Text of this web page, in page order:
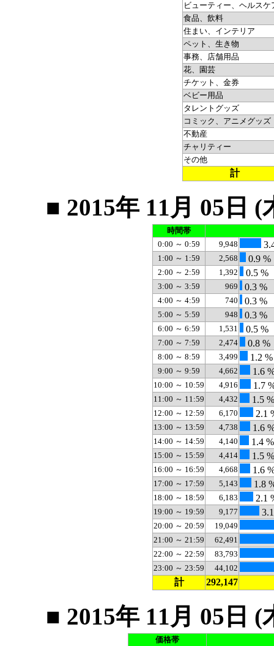
ビューティー、ヘルスケ
食品、飲料
住まい、インテリア
ペット、生き物
事務、店舗用品
花、園芸
チケット、金券
ベビー用品
タレントグッズ
コミック、アニメグッズ
不動産
チャリティー
その他
計
■ 2015年 11月 05日
時間帯
0:00 ～ 0:59
9,948
1:00 ～ 1:59 2,568 0.9 %
2:00 ～ 2:59 1,392 0.5 %
3:00 ～ 3:59 969 0.3 %
4:00 ～ 4:59 740 0.3 %
5:00 ～ 5:59 948 0.3 %
6:00 ～ 6:59 1,531 0.5 %
7:00 ～ 7:59 2,474 0.8 %
8:00 ～ 8:59 3,499 1.2 %
9:00 ～ 9:59 4,662 1.6
10:00 ～ 10:59 4,916 1.7
11:00 ～ 11:59 4,432 1.5 %
12:00 ～ 12:59 6,170 2.1
13:00 ～ 13:59 4,738 1.6
14:00 ～ 14:59 4,140 1.4 %
15:00 ～ 15:59 4,414 1.5 %
16:00 ～ 16:59 4,668 1.6
17:00 ～ 17:59 5,143 1.8
18:00 ～ 18:59 6,183 2.1
19:00 ～ 19:59 9,177
20:00 ～ 20:59
19,049
21:00 ～ 21:59
62,491
22:00 ～ 22:59
83,793
23:00 ～ 23:59
44,102
計 292,147
■ 2015年 11月 05日
価格帯